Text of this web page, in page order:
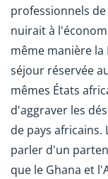
professionnels
nuirait à
même manière
séjour réservée
mêmes États
d'aggraver les
de pays
parler d'un
que le Ghana et